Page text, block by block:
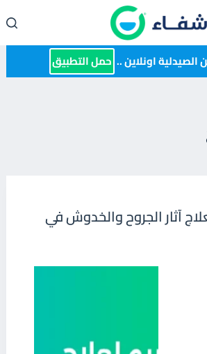
اونلاين .. حمل التطبيق
آثار الجروح والخدوش في